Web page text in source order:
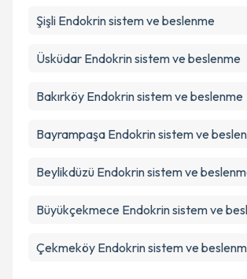
Şişli Endokrin sistem ve beslenme
Üsküdar Endokrin sistem ve beslenme
Bakırköy Endokrin sistem ve beslenme
Bayrampaşa Endokrin sistem ve
Beylikdüzü Endokrin sistem ve
Büyükçekmece Endokrin sistem ve
Çekmeköy Endokrin sistem ve